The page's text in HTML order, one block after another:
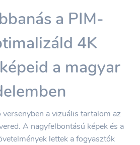
a PIM-
4K
a magyar
a vizuális tartalom az
A nagyfelbontású képek és a
lettek a fogyasztók